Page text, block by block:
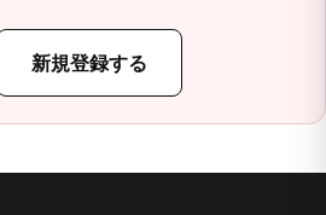
新規登録する